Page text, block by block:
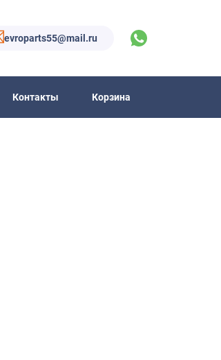
evroparts55@mail.ru
Контакты Корзина